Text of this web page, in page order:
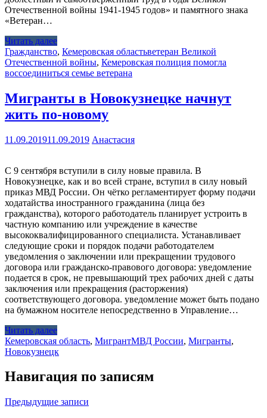
Отечественной войны 1941-1945 годов» и памятного знака
«Ветеран…
Читать далее
Гражданство, Кемеровская областьветеран Великой
Отечественной войны, Кемеровская полиция помогла
воссоединиться семье ветерана
Мигранты в Новокузнецке начнут
жить по-новому
11.09.201911.09.2019 Анастасия
С 9 сентября вступили в силу новые правила. В
Новокузнецке, как и во всей стране, вступил в силу новый
приказ МВД России. Он чётко регламентирует форму подачи
ходатайства иностранного гражданина (лица без
гражданства), которого работодатель планирует устроить в
частную компанию или учреждение в качестве
высококвалифицированного специалиста. Устанавливает
следующие сроки и порядок подачи работодателем
уведомления о заключении или прекращении трудового
договора или гражданско-правового договора: уведомление
подается в срок, не превышающий трех рабочих дней с даты
заключения или прекращения (расторжения)
соответствующего договора. уведомление может быть подано
на бумажном носителе непосредственно в Управление…
Читать далее
Кемеровская область, МигрантМВД России, Мигранты,
Новокузнецк
Навигация по записям
Предыдущие записи